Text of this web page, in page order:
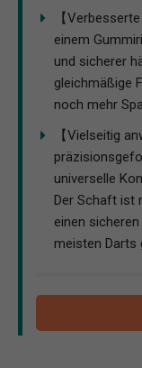
【
einem
und sicherer
gleichmäßige
noch mehr
【Vielseitig
universelle
Der Schaft ist
einen
meisten Darts